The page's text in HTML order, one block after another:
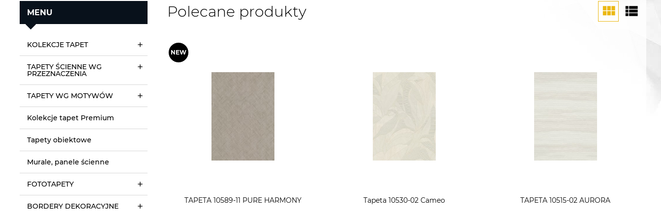
MENU
KOLEKCJE TAPET
TAPETY ŚCIENNE WG
PRZEZNACZENIA
TAPETY WG MOTYWÓW
Kolekcje tapet Premium
Tapety obiektowe
Murale, panele ścienne
FOTOTAPETY
BORDERY DEKORACYJNE
Polecane produkty
TAPETA 10589-11 PURE HARMONY Tapeta 10530-02 Cameo TAPETA 10515-02 AURORA